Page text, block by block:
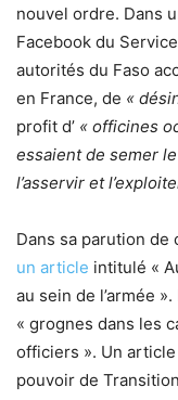
nouvel ordre. Dans
Facebook du
autorités du Faso
en France, de «
profit d’ « officines
essaient de semer
l’asservir et
Dans sa parution
un article intitulé «
au sein de l’armée
« grognes dans les
officiers ». Un article
pouvoir de